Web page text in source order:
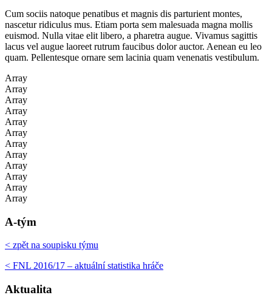
Cum sociis natoque penatibus et magnis dis parturient montes,
nascetur ridiculus mus. Etiam porta sem malesuada magna mollis
euismod. Nulla vitae elit libero, a pharetra augue. Vivamus sagittis
lacus vel augue laoreet rutrum faucibus dolor auctor. Aenean eu leo
quam. Pellentesque ornare sem lacinia quam venenatis vestibulum.
Array
Array
Array
Array
Array
Array
Array
Array
Array
Array
Array
Array
A-tým
< zpět na soupisku týmu
< FNL 2016/17 – aktuální statistika hráče
Aktualita